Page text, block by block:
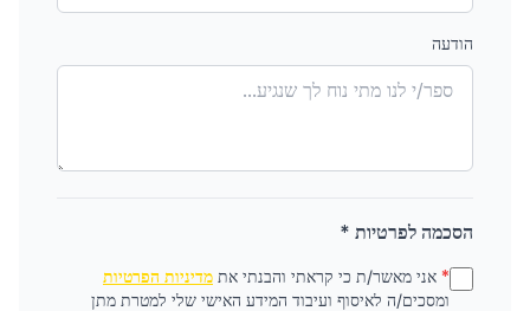
הודעה
הסכמה לפרטיות *
* אני מאשר/ת כי קראתי והבנתי את מדיניות הפרטיות
ומסכים/ה לאיסוף ועיבוד המידע האישי שלי למטרת מתן